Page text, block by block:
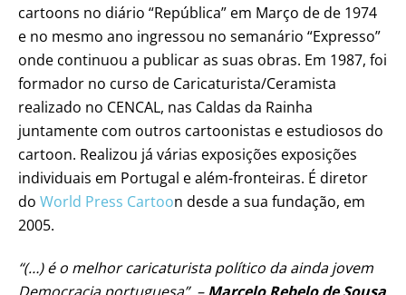
cartoons no diário “República” em Março de de 1974
e no mesmo ano ingressou no semanário “Expresso”
onde continuou a publicar as suas obras. Em 1987, foi
formador no curso de Caricaturista/Ceramista
realizado no CENCAL, nas Caldas da Rainha
juntamente com outros cartoonistas e estudiosos do
cartoon. Realizou já várias exposições exposições
individuais em Portugal e além-fronteiras. É diretor
do World Press Cartoon desde a sua fundação, em
2005.
“(…) é o melhor caricaturista político da ainda jovem